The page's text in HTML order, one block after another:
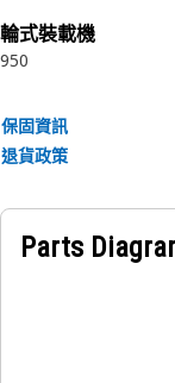
輪式裝載機
950
保固資訊
退貨政策
Parts